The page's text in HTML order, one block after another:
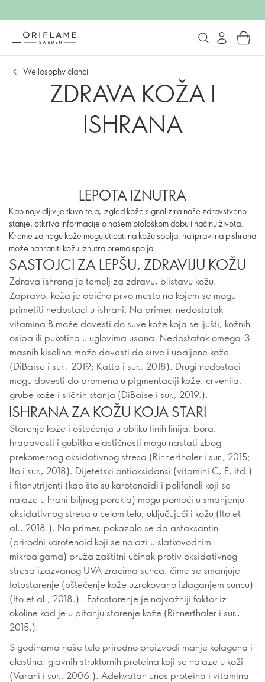
Wellosophy članci
ZDRAVA KOŽA I
ISHRANA
LEPOTA IZNUTRA
Kao najvidljivije tkivo tela, izgled kože signalizira naše zdravstveno
stanje, otkriva informacije o našem biološkom dobu i načinu života.
Kreme za negu kože mogu uticati na kožu spolja, nalipravilna pishrana
može nahraniti kožu iznutra prema spolja.
SASTOJCI ZA LEPŠU, ZDRAVIJU KOŽU
Zdrava ishrana je temelj za zdravu, blistavu kožu.
Zapravo, koža je obično prvo mesto na kojem se mogu
primetiti nedostaci u ishrani. Na primer, nedostatak
vitamina B može dovesti do suve kože koja se ljušti, kožnih
osipa ili pukotina u uglovima usana. Nedostatak omega-3
masnih kiselina može dovesti do suve i upaljene kože
(DiBaise i sur., 2019; Katta i sur., 2018). Drugi nedostaci
mogu dovesti do promena u pigmentaciji kože, crvenila,
grube kože i sličnih stanja (DiBaise i sur., 2019.).
ISHRANA ZA KOŽU KOJA STARI
Starenje kože i oštećenja u obliku finih linija, bora,
hrapavosti i gubitka elastičnosti mogu nastati zbog
prekomernog oksidativnog stresa (Rinnerthaler i sur., 2015;
Ito i sur., 2018). Dijetetski antioksidansi (vitamini C, E, itd.)
i fitonutrijenti (kao što su karotenoidi i polifenoli koji se
nalaze u hrani biljnog porekla) mogu pomoći u smanjenju
oksidativnog stresa u celom telu, uključujući i kožu (Ito et
al., 2018.). Na primer, pokazalo se da astaksantin
(prirodni karotenoid koji se nalazi u slatkovodnim
mikroalgama) pruža zaštitni učinak protiv oksidativnog
stresa izazvanog UVA zracima sunca, čime se smanjuje
fotostarenje (oštećenje kože uzrokovano izlaganjem suncu)
(Ito et al., 2018.) . Fotostarenje je najvažniji faktor iz
okoline kad je u pitanju starenje kože (Rinnerthaler i sur.,
2015.).
S godinama naše telo prirodno proizvodi manje kolagena i
elastina, glavnih strukturnih proteina koji se nalaze u koži
(Varani i sur., 2006.). Adekvatan unos proteina i vitamina